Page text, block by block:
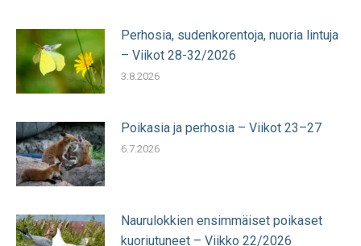
Perhosia, sudenkorentoja, nuoria lintuja
– Viikot 28-32/2026
3.8.2026
Poikasia ja perhosia – Viikot 23–27
6.7.2026
Naurulokkien ensimmäiset poikaset
kuoriutuneet – Viikko 22/2026